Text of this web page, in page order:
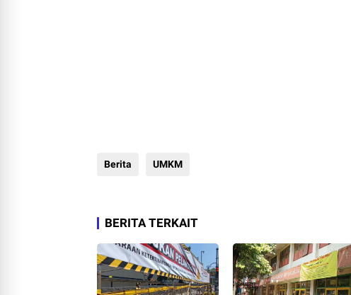
Berita UMKM
BERITA TERKAIT